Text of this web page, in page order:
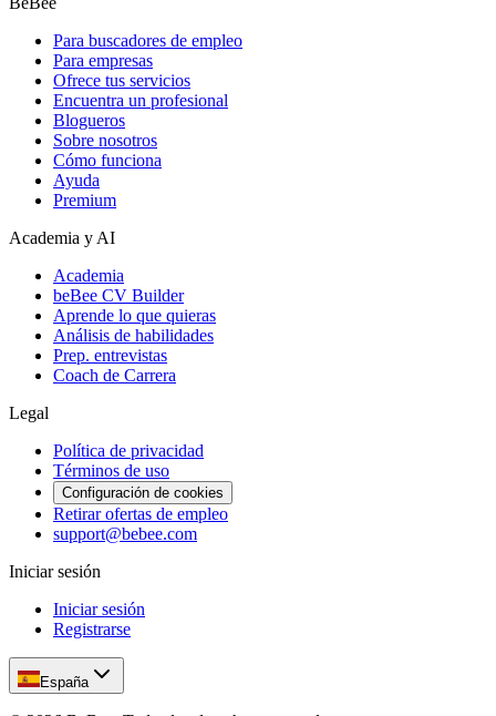
Para buscadores de empleo
Para empresas
Ofrece tus servicios
Encuentra un profesional
Blogueros
Sobre nosotros
Cómo funciona
Ayuda
Premium
Academia y AI
Academia
beBee CV Builder
Aprende lo que quieras
Análisis de habilidades
Prep. entrevistas
Coach de Carrera
Legal
Política de privacidad
Términos de uso
Configuración de cookies
Retirar ofertas de empleo
support@bebee.com
Iniciar sesión
Iniciar sesión
Registrarse
España